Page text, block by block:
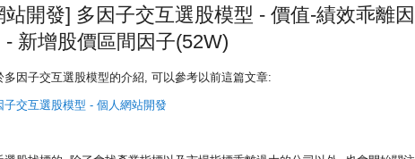
站開發] 多因子交互選股模型 - 價值-績效乖離因
- 新增股價區間因子(52W)
多因子交互選股模型的介紹, 可以參考以前這篇文章:
子交互選股模型 - 個人網站開發